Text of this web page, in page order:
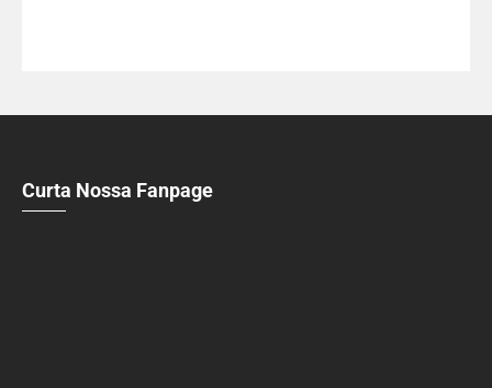
Curta Nossa Fanpage